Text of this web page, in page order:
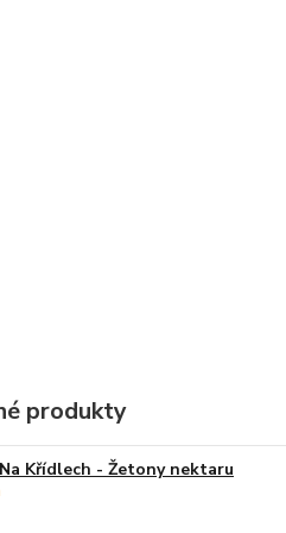
produkty
Křídlech - Žetony nektaru